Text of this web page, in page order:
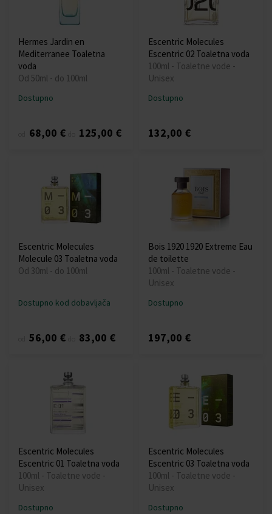
Hermes Jardin en
Mediterranee Toaletna
voda
Od 50ml - do 100ml
Dostupno
68,00 € 125,00 €
Escentric Molecules
Escentric 02 Toaletna voda
100ml - Toaletne vode -
Unisex
Dostupno
132,00 €
Escentric Molecules
Molecule 03 Toaletna voda
Od 30ml - do 100ml
Dostupno kod dobavljača
56,00 € 83,00 €
Bois 1920 1920 Extreme Eau
de toilette
100ml - Toaletne vode -
Unisex
Dostupno
197,00 €
Escentric Molecules
Escentric 01 Toaletna voda
100ml - Toaletne vode -
Unisex
Dostupno
Escentric Molecules
Escentric 03 Toaletna voda
100ml - Toaletne vode -
Unisex
Dostupno